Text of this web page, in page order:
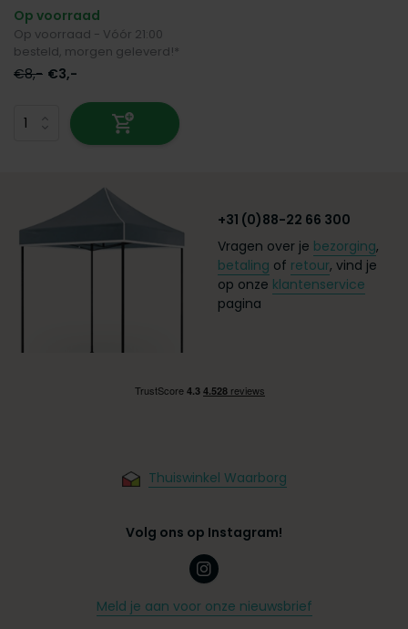
Op voorraad
Op voorraad - Vóór 21:00
besteld, morgen geleverd!*
€8,- €3,-
+31 (0)88-22 66 300
Vragen over je bezorging,
betaling of retour, vind je
op onze klantenservice
pagina
Thuiswinkel Waarborg
Volg ons op Instagram!
Meld je aan voor onze nieuwsbrief